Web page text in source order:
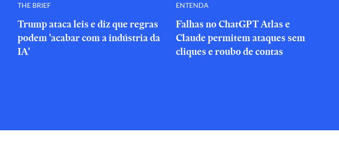
THE BRIEF
Trump ataca leis e diz que regras
podem 'acabar com a indústria da
IA'
ENTENDA
Falhas no ChatGPT Atlas e
Claude permitem ataques sem
cliques e roubo de contas